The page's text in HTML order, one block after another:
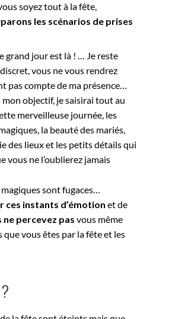
soyez tout à la fête,
les scénarios de prises
grand jour est là ! … Je reste
, vous ne vous rendrez
pas compte de ma présence…
objectif, je saisirai tout au
merveilleuse journée, les
la beauté des mariés,
des lieux et les petits détails qui
vous ne l’oublierez jamais
sont fugaces…
ces instants d’émotion et de
ne percevez pas vous même
vous êtes par la fête et les